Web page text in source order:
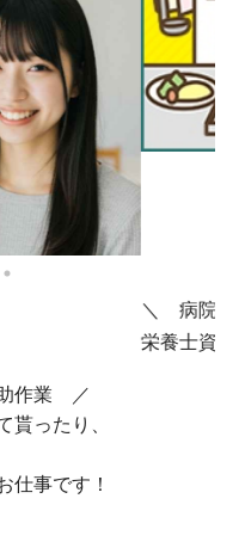
確認作業など！ ／
験も大歓迎です♪
作業 ／
貰ったり、
仕事です！